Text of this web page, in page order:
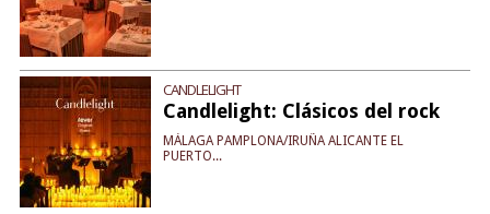
CANDLELIGHT
Candlelight: Clásicos del rock
MÁLAGA PAMPLONA/IRUÑA ALICANTE EL
PUERTO...